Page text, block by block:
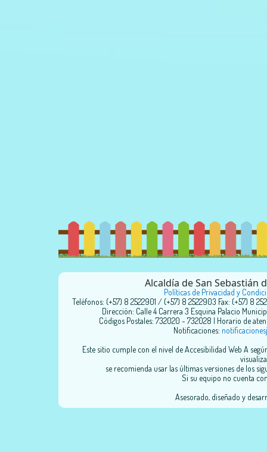
Alcaldía de San Sebastián
Políticas de Privacidad y
Teléfonos: (+57) 8 2522901 / (+57) 8 2522903 Fax: (+57) 8
Dirección: Calle 4 Carrera 3 Esquina Palacio
Códigos Postales: 732020 - 732028 | Horario de
Notificaciones:
Este sitio cumple con el nivel de Accesibilidad Web A
se recomienda usar las últimas versiones de los
Si su equipo no cuenta
Asesorado, diseñado y